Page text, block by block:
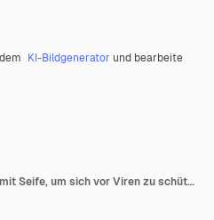
KI-Bildgenerator und bearbeite
Waschen Sie Ihre Hände mit Seife, um sich vor Viren zu schützen.